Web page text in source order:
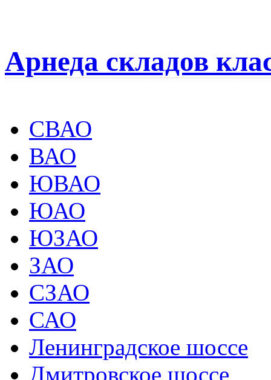
Арнеда складов
СВАО
ВАО
ЮВАО
ЮАО
ЮЗАО
ЗАО
СЗАО
САО
Ленинградское шоссе
Дмитровское шоссе